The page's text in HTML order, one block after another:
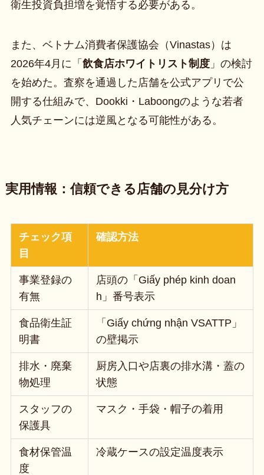
衛生投資負担増を覚悟する必要がある。
また、ベトナム消費者保護協会（Vinastas）は
2026年4月に「 飲食店ホワイトリスト制度」の検討
を始めた。査察を通過した店舗を公式アプリで公
開する仕組みで、Dookki・Laboongのような若者
人気チェーンには逆風となる可能性がある。
実用情報：信頼できる店舗の見分け方
チェック項
目
確認方法
事業登録の
有無
店頭の「Giấy phép kinh doan
h」番号表示
食品衛生証
明書
「Giấy chứng nhận VSATTP」
の壁掲示
排水・廃棄
物処理
厨房入口や店裏の排水溝・蓋の
状態
スタッフの
保護具
マスク・手袋・帽子の着用
食材保管温
度
冷蔵ケースの設定温度表示